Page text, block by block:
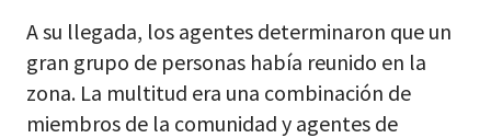
A su llegada, los agentes determinaron que un
gran grupo de personas había reunido en la
zona. La multitud era una combinación de
miembros de la comunidad y agentes de